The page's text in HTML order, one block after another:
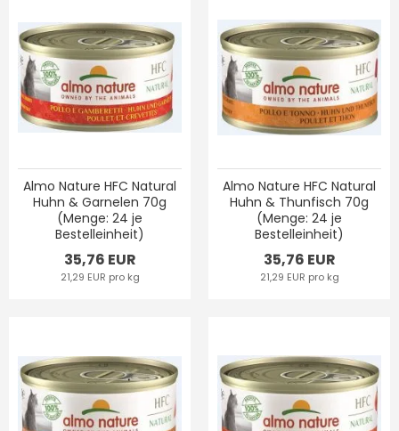
Almo Nature HFC Natural
Huhn & Garnelen 70g
(Menge: 24 je
Bestelleinheit)
35,76 EUR
21,29 EUR pro kg
Almo Nature HFC Natural
Huhn & Thunfisch 70g
(Menge: 24 je
Bestelleinheit)
35,76 EUR
21,29 EUR pro kg